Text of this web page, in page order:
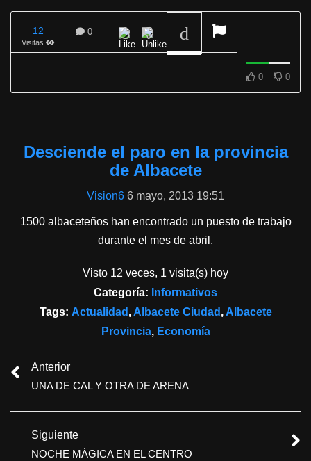
12
Visitas
0
0 0
Desciende el paro en la provincia
de Albacete
Vision6 6 mayo, 2013 19:51
1500 albaceteños han encontrado un puesto de trabajo
durante el mes de abril.
Visto 12 veces, 1 visita(s) hoy
Categoría: Informativos
Tags: Actualidad , Albacete Ciudad , Albacete
Provincia, Economía
Anterior
UNA DE CAL Y OTRA DE ARENA
Siguiente
NOCHE MÁGICA EN EL CENTRO